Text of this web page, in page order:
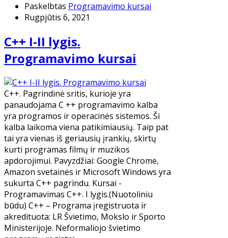
Paskelbtas Programavimo kursai
Rugpjūtis 6, 2021
C++ I-II lygis.
Programavimo kursai
C++. Pagrindinė sritis, kurioje yra
panaudojama C ++ programavimo kalba
yra programos ir operacinės sistemos. Ši
kalba laikoma viena patikimiausių. Taip pat
tai yra vienas iš geriausių įrankių, skirtų
kurti programas filmų ir muzikos
apdorojimui. Pavyzdžiai: Google Chrome,
Amazon svetainės ir Microsoft Windows yra
sukurta C++ pagrindu. Kursai -
Programavimas C++. I lygis.​(Nuotoliniu
būdu) C++ – Programa įregistruota ir
akredituota: LR Švietimo, Mokslo ir Sporto
Ministerijoje. Neformaliojo švietimo